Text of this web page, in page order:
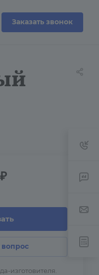
Заказать звонок
вопрос
изготовителя.